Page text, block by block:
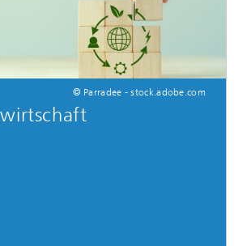
© Parradee - stock.adobe.com